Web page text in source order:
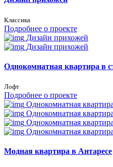
Классика
Подробнее о проекте
Дизайн прихожей
Дизайн прихожей
Однокомнатная квартира в
Лофт
Подробнее о проекте
Однокомнатная
Однокомнатная
Однокомнатная
Однокомнатная
Модная квартира в Антаресе